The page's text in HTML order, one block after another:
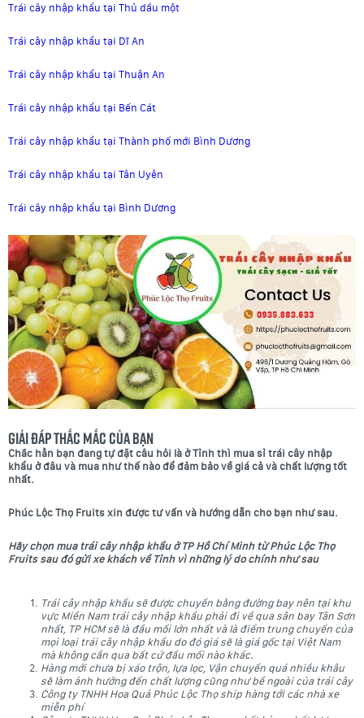
Trái cây nhập khẩu tại Thủ dầu một
Trái cây nhập khẩu tại Dĩ An
Trái cây nhập khẩu tại Thuận An
Trái cây nhập khẩu tại Bến Cát
Trái cây nhập khẩu tại Thành phố mới Bình Dương
Trái cây nhập khẩu tại Tân Uyên
Trái cây nhập khẩu tại Bình Dương
Giải đáp thắc mắc của bạn
Chắc hẳn bạn đang tự đặt câu hỏi là ở Tỉnh thì mua sỉ trái cây nhập
khẩu ở đâu và mua như thế nào để đảm bảo về giá cả và chất lượng tốt
nhất.
Phúc Lộc Thọ Fruits xin được tư vấn và hướng dẫn cho bạn như sau.
Hãy chọn mua trái cây nhập khẩu ở TP Hồ Chí Minh từ Phúc Lộc Thọ
Fruits sau đó gửi xe khách về Tỉnh vì những lý do chính như sau
Trái cây nhập khẩu sẽ được chuyển bằng đường bay nên tại khu
vực Miền Nam trái cây nhập khẩu phải đi về qua sân bay Tân Sơn
nhất, TP HCM sẽ là đầu mối lớn nhất và là điểm trung chuyển của
mọi loại trái cây nhập khẩu do đó giá sẽ là giá gốc tại Việt Nam
mà không cần qua bất cứ đầu mối nào khác.
Hàng mới chưa bị xáo trộn, lựa lọc, Vận chuyển quá nhiều khâu
sẽ làm ảnh hưởng đến chất lượng cũng như bề ngoài của trái cây
Công ty TNHH Hoa Quả Phúc Lộc Thọ ship hàng tới các nhà xe
miễn phí